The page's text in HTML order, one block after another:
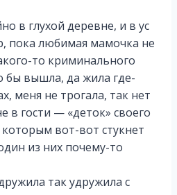
в глухой деревне, и в ус
пока любимая мамочка не
то криминального
бы вышла, да жила где-
меня не трогала, так нет
в гости — «деток» своего
вот-вот стукнет
из них почему-то
так удружила с